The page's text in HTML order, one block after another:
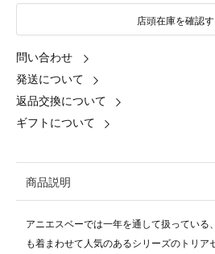
店頭在庫を確認
問い合わせ
発送について
返品交換について
ギフトについて
商品説明
アニエスベーでは一年を通して扱っている
も着まわせて人気のあるシリーズのトリア